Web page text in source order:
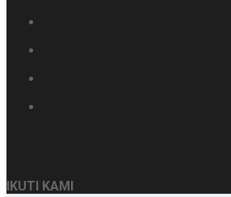
IKUTI KAMI